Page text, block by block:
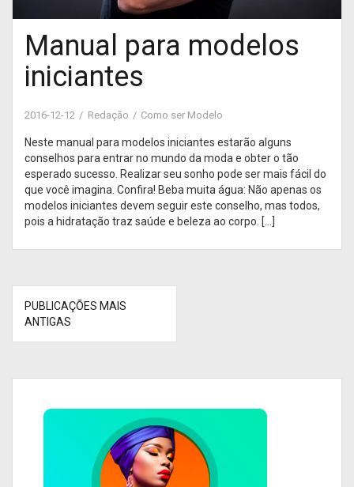
Manual para modelos
iniciantes
2016-12-12 Redação Como ser Modelo
Neste manual para modelos iniciantes estarão alguns
conselhos para entrar no mundo da moda e obter o tão
esperado sucesso. Realizar seu sonho pode ser mais fácil do
que você imagina. Confira! Beba muita água: Não apenas os
modelos iniciantes devem seguir este conselho, mas todos,
pois a hidratação traz saúde e beleza ao corpo. […]
N
a
PUBLICAÇÕES MAIS
ANTIGAS